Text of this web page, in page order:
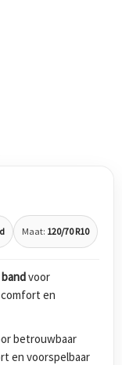
Maat: 120/70 R10
bandvoor
en
betrouwbaar
en voorspelbaar